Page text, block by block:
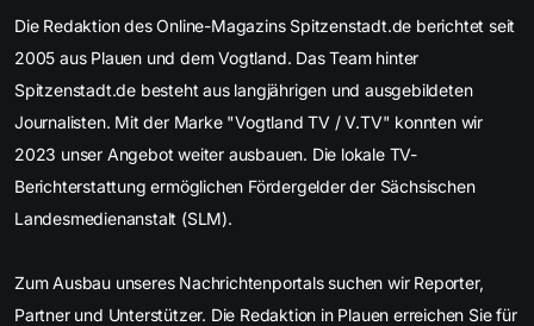
Die Redaktion des Online-Magazins Spitzenstadt.de berichtet seit
2005 aus Plauen und dem Vogtland. Das Team hinter
Spitzenstadt.de besteht aus langjährigen und ausgebildeten
Journalisten. Mit der Marke "Vogtland TV / V.TV" konnten wir
2023 unser Angebot weiter ausbauen. Die lokale TV-
Berichterstattung ermöglichen Fördergelder der Sächsischen
Landesmedienanstalt (SLM).
Zum Ausbau unseres Nachrichtenportals suchen wir Reporter,
Partner und Unterstützer. Die Redaktion in Plauen erreichen Sie für